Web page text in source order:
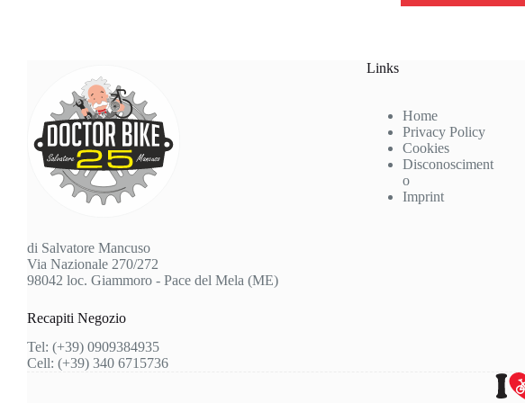
di Salvatore Mancuso
Via Nazionale 270/272
98042 loc. Giammoro - Pace del Mela (ME)
Recapiti Negozio
Tel: (+39) 0909384935
Cell: (+39) 340 6715736
Links
Home
Privacy Policy
Cookies
Disconosciment
o
Imprint